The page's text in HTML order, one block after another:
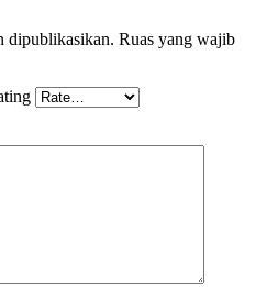
dipublikasikan. Ruas yang wajib